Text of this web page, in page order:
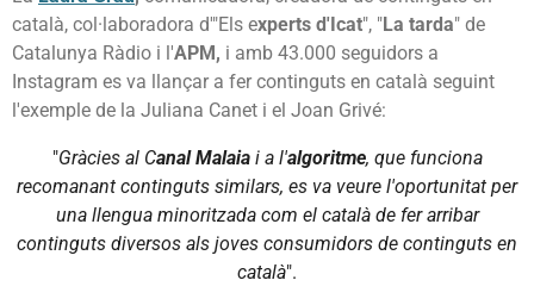
català, col·laboradora d'"Els experts d'Icat", "La tarda" de
Catalunya Ràdio i l'APM, i amb 43.000 seguidors a
Instagram es va llançar a fer continguts en català seguint
l'exemple de la Juliana Canet i el Joan Grivé:
"Gràcies al Canal Malaiai a l'algoritme, que funciona
recomanant continguts similars, es va veure l'oportunitat per
una llengua minoritzada com el català de fer arribar
continguts diversos als joves consumidors de continguts en
català".